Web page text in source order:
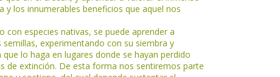
y los innumerables beneficios que aquel nos
con especies nativas, se puede aprender a
experimentando con su siembra y
lo haga en lugares donde se hayan perdido
de extinción. De esta forma nos sentiremos parte